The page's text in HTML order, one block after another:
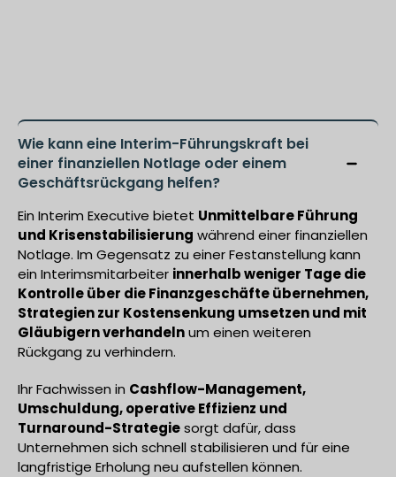
Wie kann eine Interim-Führungskraft bei
einer finanziellen Notlage oder einem
Geschäftsrückgang helfen?
Ein Interim Executive bietet Unmittelbare Führung
und Krisenstabilisierung während einer finanziellen
Notlage. Im Gegensatz zu einer Festanstellung kann
ein Interimsmitarbeiter innerhalb weniger Tage die
Kontrolle über die Finanzgeschäfte übernehmen,
Strategien zur Kostensenkung umsetzen und mit
Gläubigern verhandelnum einen weiteren
Rückgang zu verhindern.
Ihr Fachwissen in Cashflow-Management,
Umschuldung, operative Effizienz und
Turnaround-Strategiesorgt dafür, dass
Unternehmen sich schnell stabilisieren und für eine
langfristige Erholung neu aufstellen können.